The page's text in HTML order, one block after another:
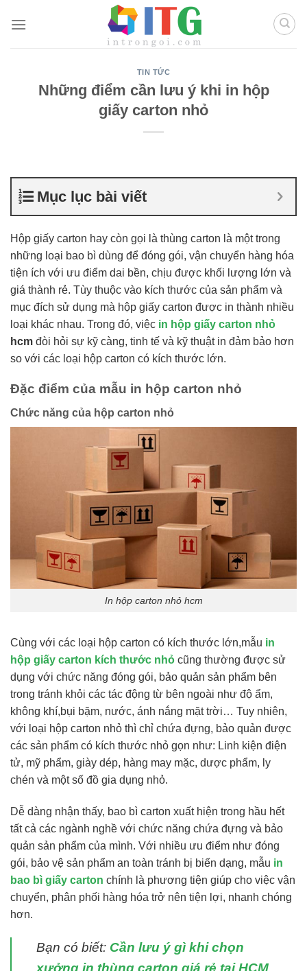
đến
TIN TỨC
Những điểm cần lưu ý khi in hộp
giấy carton nhỏ
Mục lục bài viết
Hộp giấy carton hay còn gọi là thùng carton là một trong
những loại bao bì dùng để đóng gói, vận chuyển hàng hóa
tiện ích với ưu điểm dai bền, chịu được khối lượng lớn và
giá thành rẻ. Tùy thuộc vào kích thước của sản phẩm và
mục đích sử dụng mà hộp giấy carton được in thành nhiều
loại khác nhau. Trong đó, việc in hộp giấy carton nhỏ
hcm đòi hỏi sự kỹ càng, tinh tế và kỹ thuật in đảm bảo hơn
so với các loại hộp carton có kích thước lớn.
Đặc điểm của mẫu in hộp carton nhỏ
Chức năng của hộp carton nhỏ
In hộp carton nhỏ hcm
Cùng với các loại hộp carton có kích thước lớn,mẫu in
hộp giấy carton kích thước nhỏ cũng thường được sử
dụng với chức năng đóng gói, bảo quản sản phẩm bên
trong tránh khỏi các tác động từ bên ngoài như độ ẩm,
không khí,bụi bặm, nước, ánh nắng mặt trời… Tuy nhiên,
với loại hộp carton nhỏ thì chỉ chứa đựng, bảo quản được
các sản phẩm có kích thước nhỏ gọn như: Linh kiện điện
tử, mỹ phẩm, giày dép, hàng may mặc, dược phẩm, ly
chén và một số đồ gia dụng nhỏ.
Dễ dàng nhận thấy, bao bì carton xuất hiện trong hầu hết
tất cả các ngành nghề với chức năng chứa đựng và bảo
quản sản phẩm của mình. Với nhiều ưu điểm như đóng
gói, bảo vệ sản phẩm an toàn tránh bị biến dạng, mẫu in
bao bì giấy carton chính là phương tiện giúp cho việc vận
chuyển, phân phối hàng hóa trở nên tiện lợi, nhanh chóng
hơn.
Bạn có biết: Cần lưu ý gì khi chọn
xưởng in thùng carton giá rẻ tại HCM